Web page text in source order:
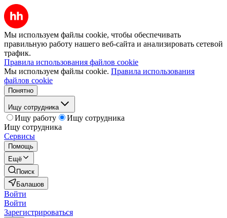
Мы используем файлы cookie, чтобы обеспечивать
правильную работу нашего веб-сайта и анализировать сетевой
трафик.
Правила использования файлов cookie
Мы используем файлы cookie. Правила использования
файлов cookie
Понятно
Ищу сотрудника
Ищу работу
Ищу сотрудника
Ищу сотрудника
Сервисы
Помощь
Ещё
Поиск
Балашов
Войти
Войти
Зарегистрироваться